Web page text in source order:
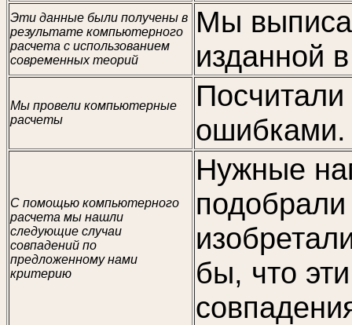
Эти данные были получены в
результате компьютерного
расчета с использованием
современных теорий
Мы
изданной
Мы провели компьютерные
расчеты
ошибками.
С помощью компьютерного
расчета мы нашли
следующие случаи
совпадений по
предложенному нами
критерию
Нужные
бы, что